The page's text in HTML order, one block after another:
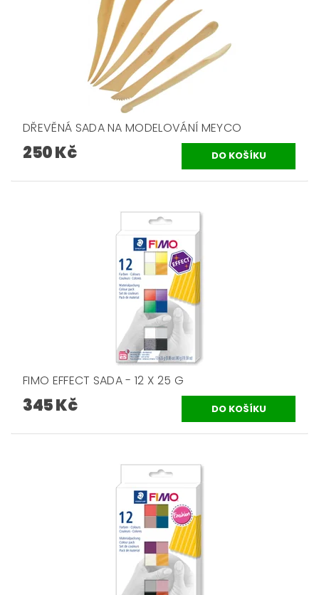
DŘEVĚNÁ SADA NA MODELOVÁNÍ MEYCO
250 Kč
FIMO EFFECT SADA - 12 X 25 G
345 Kč